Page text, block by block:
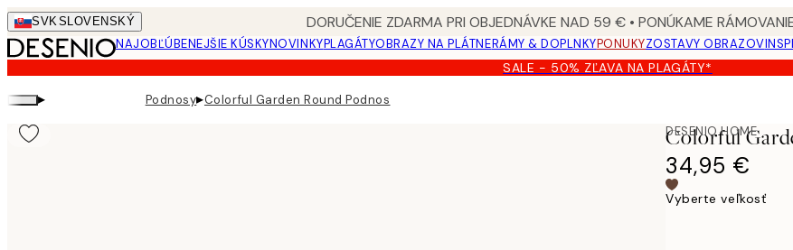
Skip
to
main
content.
SVKSLOVENSKÝ DORUČENIE ZDARMA PRI OBJEDNÁVKE NAD 59 € • PONÚKAME
NAJOBĽÚBENEJŠIE KÚSKYNOVINKYPLAGÁTYOBRAZY NA PLÁTNERÁMY & DOPLNKYPONUKYZOSTAVY OBRAZOV
SALE - 50% ZĽAVA NA PLAGÁTY*
▸ Podnosy▸Colorful Garden Round Podnos
DESENIO HOME
Colorful
34,95 €
Vyberte veľkosť